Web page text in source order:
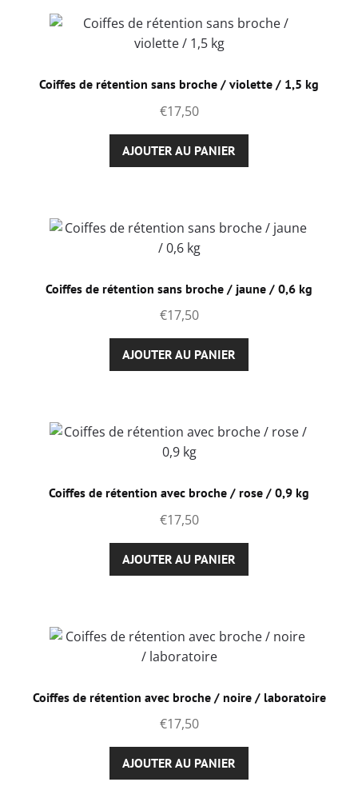
Coiffes de rétention sans broche / violette / 1,5 kg
€17,50
AJOUTER AU PANIER
Coiffes de rétention sans broche / jaune / 0,6 kg
€17,50
AJOUTER AU PANIER
Coiffes de rétention avec broche / rose / 0,9 kg
€17,50
AJOUTER AU PANIER
Coiffes de rétention avec broche / noire / laboratoire
€17,50
AJOUTER AU PANIER